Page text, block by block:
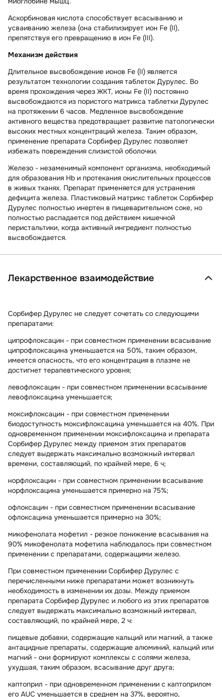
Аскорбиновая кислота способствует всасыванию и
усваиванию железа (она стабилизирует ион Fe (II),
препятствуя его превращению в ион Fe (III).
Механизм действия
Длительное высвобождение ионов Fe (II) является
результатом технологии создания таблеток Дурулес. Во
время прохождения через ЖКТ, ионы Fe (II) постоянно
высвобождаются из пористого матрикса таблетки Дурулес
на протяжении 6 часов. Медленное высвобождение
активного вещества предотвращает развитие патологически
высоких местных концентраций железа. Таким образом,
применение препарата Сорбифер Дурулес позволяет
избежать повреждения слизистой оболочки.
Железо - незаменимый компонент организма, необходимый
для образования Hb и протекания окислительных процессов
в живых тканях. Препарат применяется для устранения
дефицита железа. Пластиковый матрикс таблеток Сорбифер
Дурулес полностью инертен в пищеварительном соке, но
полностью распадается под действием кишечной
перистальтики, когда активный ингредиент полностью
высвобождается.
Лекарственное взаимодействие
Сорбифер Дурулес не следует сочетать со следующими
препаратами:
ципрофлоксацин - при совместном применении всасывание
ципрофлоксацина уменьшается на 50%, таким образом,
имеется опасность, что его концентрация в плазме не
достигнет терапевтического уровня;
левофлоксацин - при совместном применении всасывание
левофлоксацина уменьшается;
моксифлоксацин - при совместном применении
биодоступность моксифлоксацина уменьшается на 40%. При
одновременном применении моксифлоксацина и препарата
Сорбифер Дурулес между приемом этих препаратов
следует выдержать максимально возможный интервал
времени, составляющий, по крайней мере, 6 ч;
норфлоксацин - при совместном применении всасывание
норфлоксацина уменьшается примерно на 75%;
офлоксацин - при совместном применении всасывание
офлоксацина уменьшается примерно на 30%;
микофенолата мофетил - резкое понижение всасывания на
90% микофенолата мофетила наблюдалось при совместном
применении с препаратами, содержащими железо.
При совместном применении Сорбифер Дурулес с
перечисленными ниже препаратами может возникнуть
необходимость в изменении их дозы. Между приемом
препарата Сорбифер Дурулес и любого из этих препаратов
следует выдержать максимально возможный интервал,
составляющий, по крайней мере, 2 ч:
пищевые добавки, содержащие кальций или магний, а также
антацидные препараты, содержащие алюминий, кальций или
магний - они формируют комплексы с солями железа,
ухудшая, таким образом, всасывание друг друга;
каптоприл - при одновременном применении с каптоприлом
его AUC уменьшается в среднем на 37%, вероятно,